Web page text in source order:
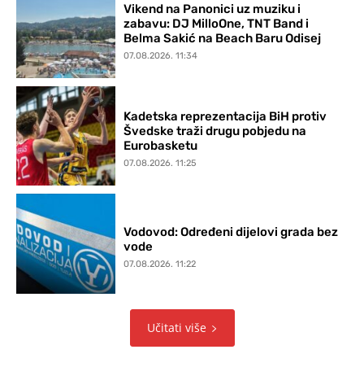
Vikend na Panonici uz muziku i
zabavu: DJ MilloOne, TNT Band i
Belma Sakić na Beach Baru Odisej
07.08.2026. 11:34
Kadetska reprezentacija BiH protiv
Švedske traži drugu pobjedu na
Eurobasketu
07.08.2026. 11:25
Vodovod: Određeni dijelovi grada bez
vode
07.08.2026. 11:22
Učitati više